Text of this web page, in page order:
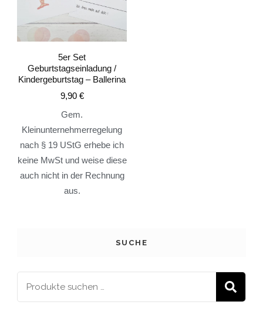
5er Set
Geburtstagseinladung /
Kindergeburtstag – Ballerina
9,90 €
Gem.
Kleinunternehmerregelung
nach § 19 UStG erhebe ich
keine MwSt und weise diese
auch nicht in der Rechnung
aus.
SUCHE